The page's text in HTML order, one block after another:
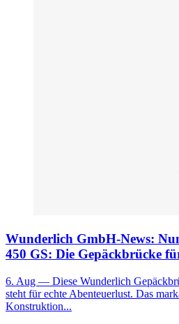
Wunderlich GmbH-News:
450 GS: Die Gepäckbrücke
6. Aug — Diese Wunderlich
steht für echte Abenteuerlust. Das
Konstruktion...